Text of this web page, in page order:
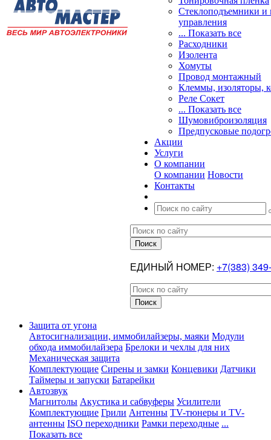
Стеклоподъемники и
управления
... Показать все
Расходники
Изолента
Хомуты
Провод монтажный
Клеммы, изоляторы,
Реле Сокет
... Показать все
Шумовиброизоляция
Предпусковые
Акции
Услуги
О компании
О компании Новости
Контакты
ЕДИНЫЙ НОМЕР: +7(383)
Защита от угона
Автосигнализации, иммобилайзеры, маяки Модули
обхода иммобилайзера Брелоки и чехлы для них
Механическая защита
Комплектующие Сирены и замки Концевики Датчики
Таймеры и запуски Батарейки
Автозвук
Магнитолы Акустика и сабвуферы Усилители
Комплектующие Грили Антенны TV-тюнеры и TV-
антенны ISO переходники Рамки переходные ...
Показать все